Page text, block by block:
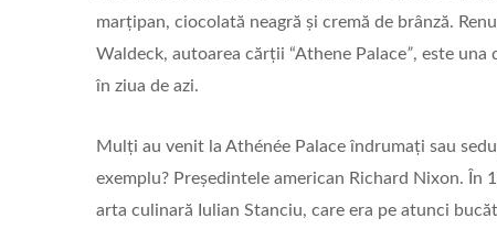
marțipan, ciocolată neagră și cremă de brânză.
Waldeck, autoarea cărții “Athene Palace”, este una
în ziua de azi.
Mulți au venit la Athénée Palace îndrumați sau
exemplu? Preşedintele american Richard Nixon. În
arta culinară Iulian Stanciu, care era pe atunci